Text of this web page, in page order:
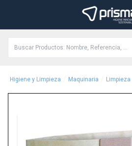
Higiene y Limpieza Maquinaria Limpieza